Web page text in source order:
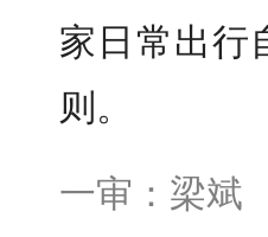
家日常出行
则。
一审：梁斌